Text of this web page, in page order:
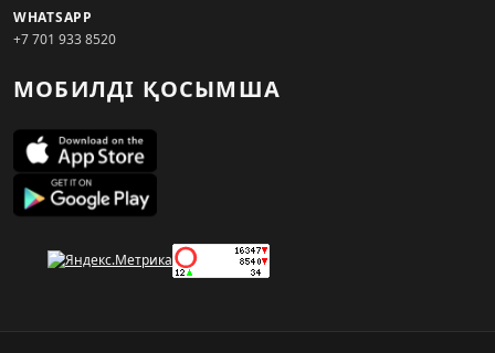
WHATSAPP
+7 701 933 8520
МОБИЛДІ ҚОСЫМША